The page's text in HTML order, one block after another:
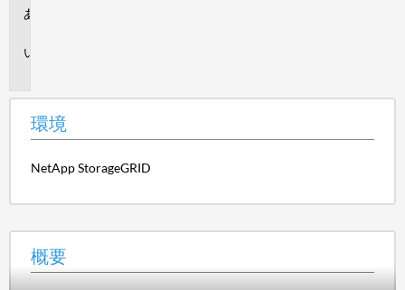
環境
NetApp StorageGRID
概要